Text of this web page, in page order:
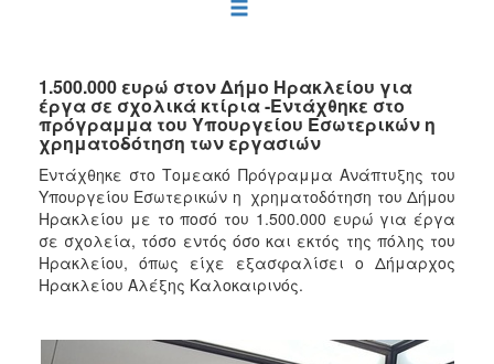
2022
2021
2020
2019
2018
2017
2016
1.500.000 ευρώ στον Δήμο Ηρακλείου για
έργα σε σχολικά κτίρια -Εντάχθηκε στο
πρόγραμμα του Υπουργείου Εσωτερικών η
χρηματοδότηση των εργασιών
Εντάχθηκε στο Τομεακό Πρόγραμμα Ανάπτυξης του
Υπουργείου Εσωτερικών η χρηματοδότηση του Δήμου
Ηρακλείου με το ποσό του 1.500.000 ευρώ για έργα
σε σχολεία, τόσο εντός όσο και εκτός της πόλης του
Ηρακλείου, όπως είχε εξασφαλίσει ο Δήμαρχος
Ηρακλείου Αλέξης Καλοκαιρινός.